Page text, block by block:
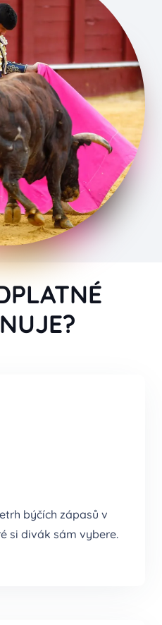
býčích zápasů v
si divák sám vybere.